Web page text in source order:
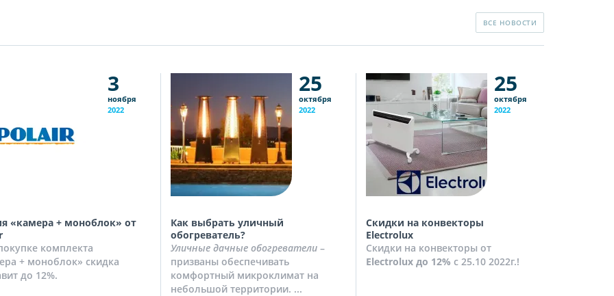
ВСЕ НОВОСТИ
3
ноября
2022
«камера + моноблок» от
комплекта
+ моноблок» скидка
до 12%.
25
октября
2022
Как выбрать уличный
обогреватель?
Уличные дачные обогреватели –
призваны обеспечивать
комфортный микроклимат на
небольшой территории. ...
25
октября
2022
Скидки на конвекторы
Electrolux
Скидки на конвекторы от
Electrolux до 12% с 25.10 2022г.!